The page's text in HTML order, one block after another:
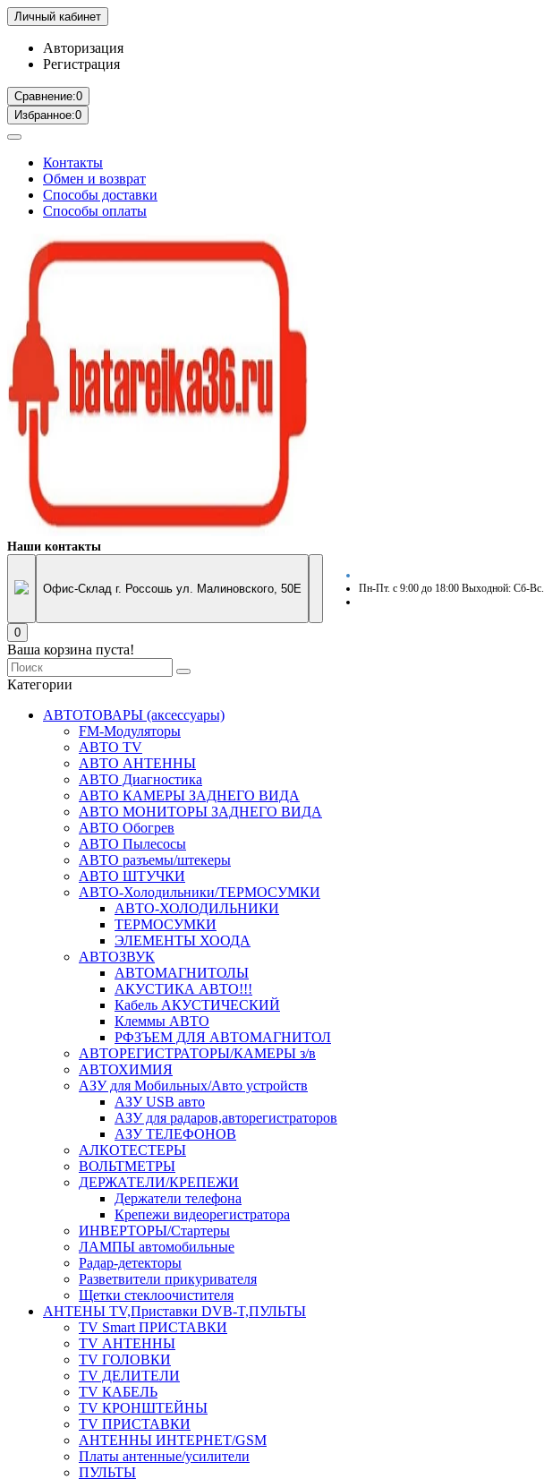
Личный кабинет
Авторизация
Регистрация
Сравнение:0
Избранное:0
Контакты
Обмен и возврат
Способы доставки
Способы оплаты
Наши контакты
Офис-Склад г. Россошь ул. Малиновского, 50Е Пн-Пт. с 9:00 до 18:00 Выходной: Сб-Вс.
0
Ваша корзина пуста!
Категории
АВТОТОВАРЫ (аксессуары)
FM-Модуляторы
АВТО TV
АВТО АНТЕННЫ
АВТО Диагностика
АВТО КАМЕРЫ ЗАДНЕГО ВИДА
АВТО МОНИТОРЫ ЗАДНЕГО ВИДА
АВТО Обогрев
АВТО Пылесосы
АВТО разъемы/штекеры
АВТО ШТУЧКИ
АВТО-Холодильники/ТЕРМОСУМКИ
АВТО-ХОЛОДИЛЬНИКИ
ТЕРМОСУМКИ
ЭЛЕМЕНТЫ ХООДА
АВТОЗВУК
АВТОМАГНИТОЛЫ
АКУСТИКА АВТО!!!
Кабель АКУСТИЧЕСКИЙ
Клеммы АВТО
РФЗЪЕМ ДЛЯ АВТОМАГНИТОЛ
АВТОРЕГИСТРАТОРЫ/КАМЕРЫ з/в
АВТОХИМИЯ
АЗУ для Мобильных/Авто устройств
АЗУ USB авто
АЗУ для радаров,авторегистраторов
АЗУ ТЕЛЕФОНОВ
АЛКОТЕСТЕРЫ
ВОЛЬТМЕТРЫ
ДЕРЖАТЕЛИ/КРЕПЕЖИ
Держатели телефона
Крепежи видеорегистратора
ИНВЕРТОРЫ/Стартеры
ЛАМПЫ автомобильные
Радар-детекторы
Разветвители прикуривателя
Щетки стеклоочистителя
АНТЕНЫ ТV,Приставки DVB-T,ПУЛЬТЫ
TV Smart ПРИСТАВКИ
TV АНТЕННЫ
TV ГОЛОВКИ
TV ДЕЛИТЕЛИ
TV КАБЕЛЬ
TV КРОНШТЕЙНЫ
TV ПРИСТАВКИ
АНТЕННЫ ИНТЕРНЕТ/GSM
Платы антенные/усилители
ПУЛЬТЫ